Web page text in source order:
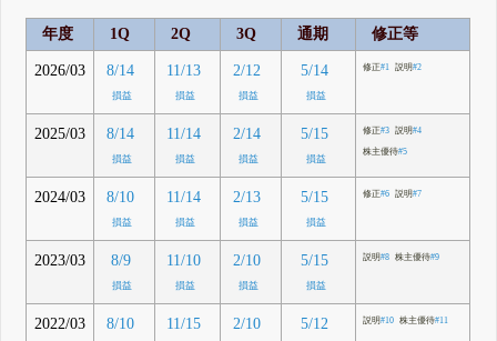
年度 1Q 2Q 3Q 通期 修正等
2026/03 8/14
損益
11/13
損益
2/12
損益
5/14
損益
修正#1 説明#2
2025/03 8/14
損益
11/14
損益
2/14
損益
5/15
損益
修正#3 説明#4
株主優待#5
2024/03 8/10
損益
11/14
損益
2/13
損益
5/15
損益
修正#6 説明#7
2023/03 8/9
損益
11/10
損益
2/10
損益
5/15
損益
説明#8 株主優待#9
2022/03 8/10 11/15 2/10 5/12 説明#10 株主優待#11